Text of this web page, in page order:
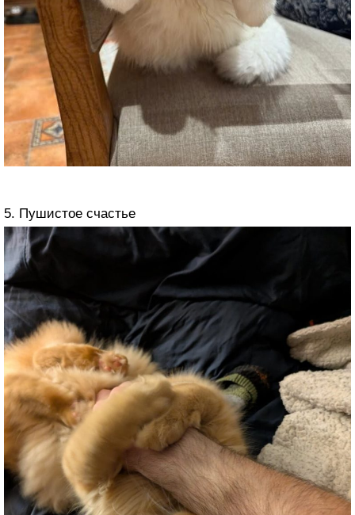
5. Пушистое счастье